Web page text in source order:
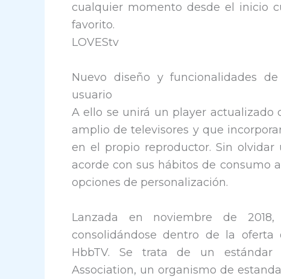
cualquier momento desde el inicio
favorito.
LOVEStv
Nuevo diseño y funcionalidades
usuario
A ello se unirá un player
amplio de televisores y que
en el propio reproductor. Sin
acorde con sus hábitos de consumo
opciones de personalización.
Lanzada en noviembre de
consolidándose dentro de la
HbbTV. Se trata de un estándar
Association, un organismo de